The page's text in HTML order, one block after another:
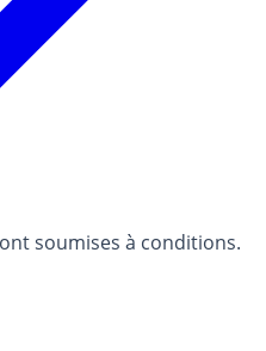
soumises à conditions.